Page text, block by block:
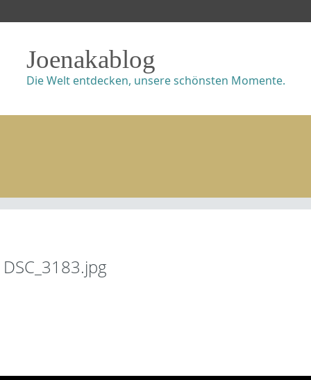
Joenakablog
Die Welt entdecken, unsere schönsten Momente.
DSC_3183.jpg